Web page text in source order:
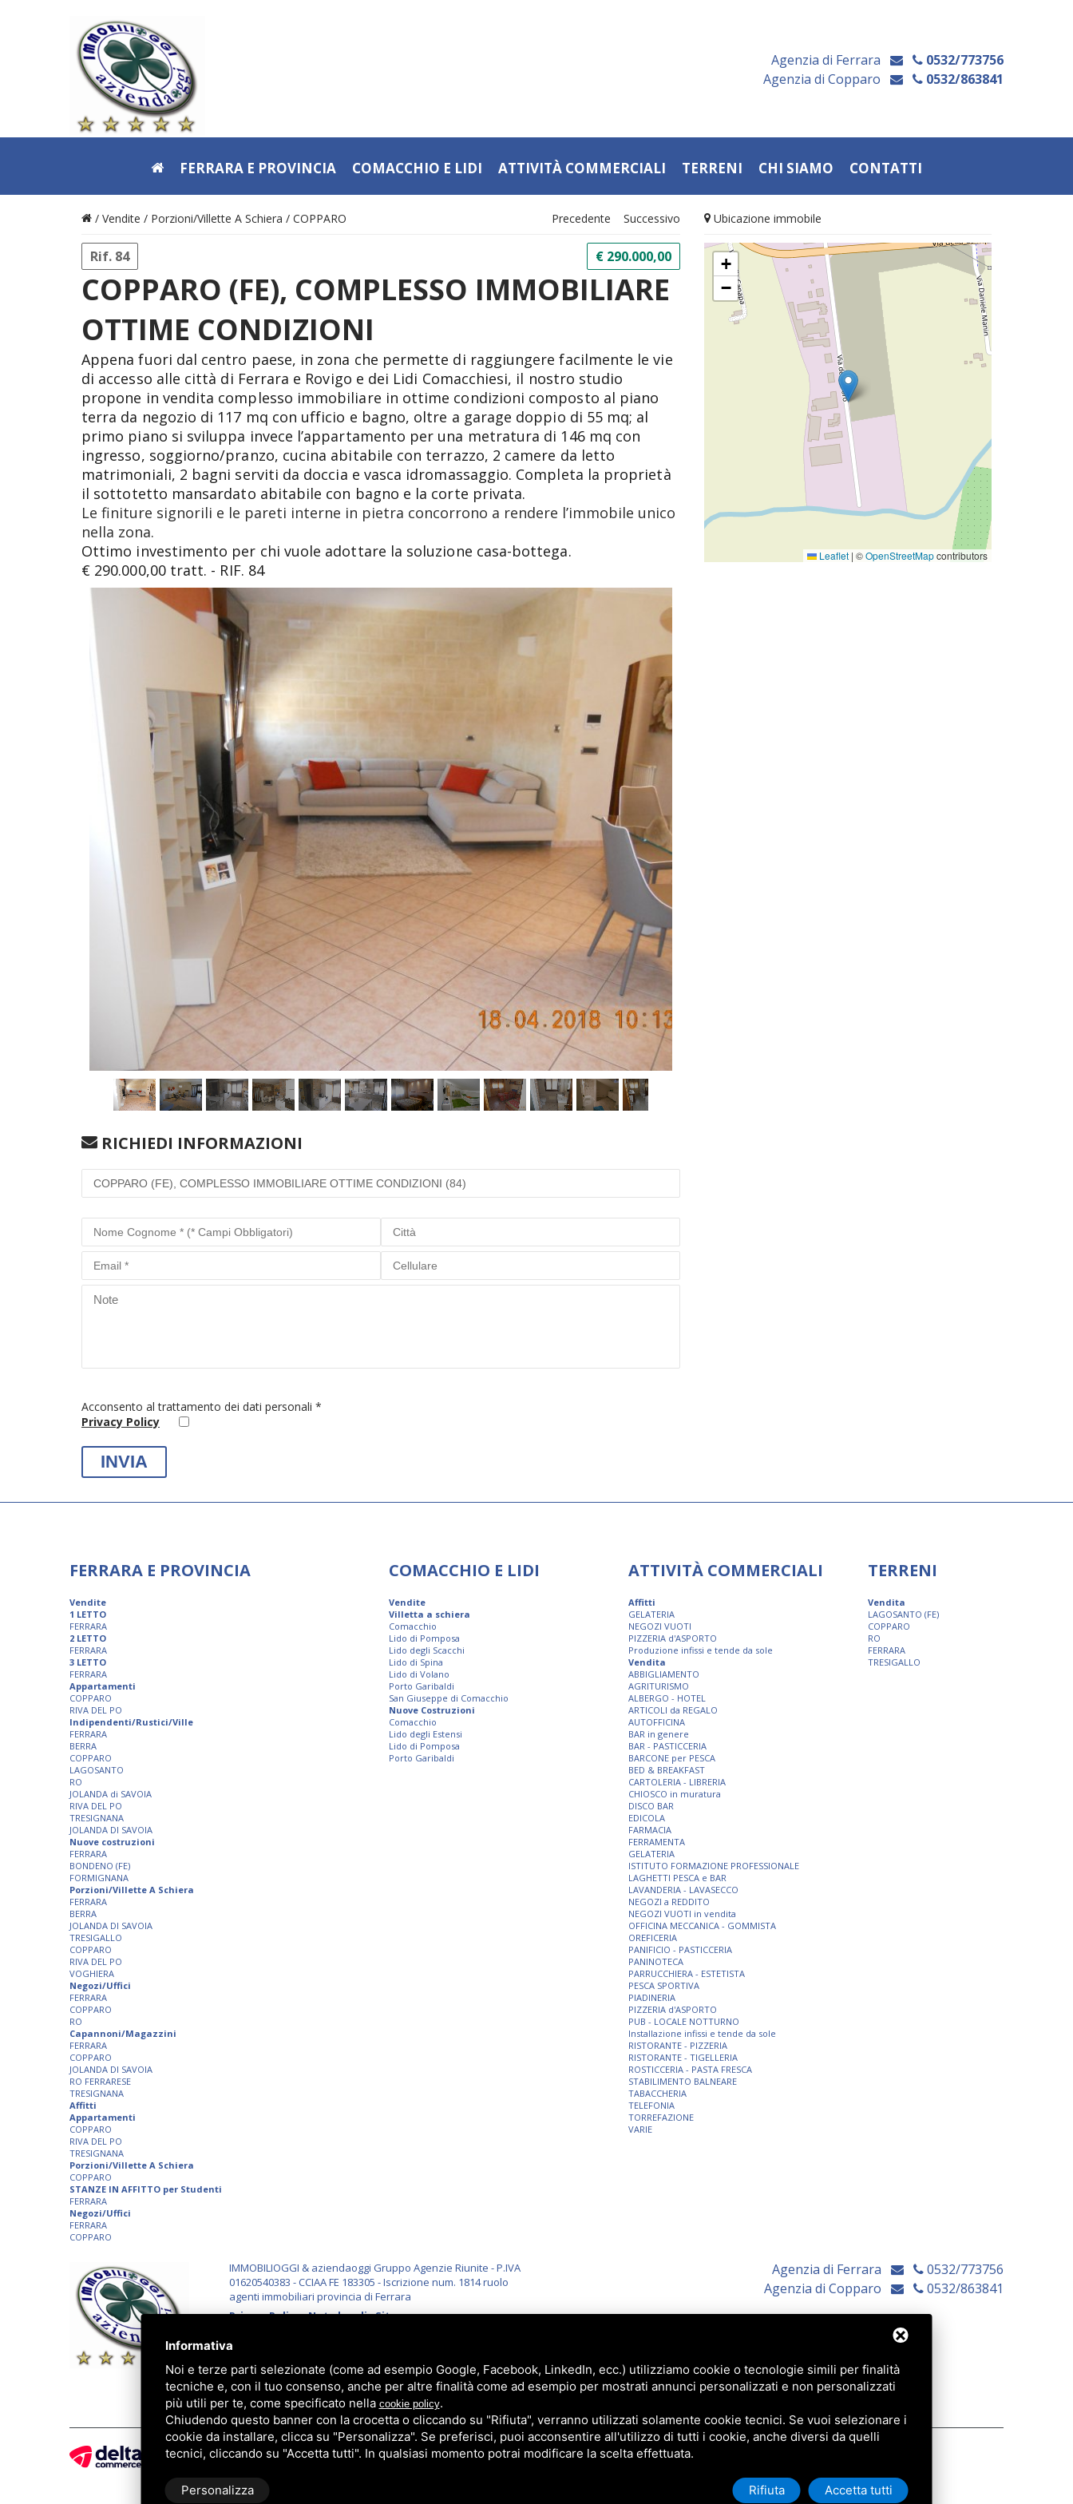
Agenzia di Ferrara
0532/773756
Agenzia di Copparo
0532/863841
FERRARA E PROVINCIA COMACCHIO E LIDI ATTIVITÀ COMMERCIALI TERRENI CHI SIAMO CONTATTI
/ Vendite / Porzioni/Villette A Schiera / COPPARO Precedente Successivo
Rif. 84 € 290.000,00
COPPARO (FE), COMPLESSO IMMOBILIARE
OTTIME CONDIZIONI
Appena fuori dal centro paese, in zona che permette di raggiungere facilmente le vie
di accesso alle città di Ferrara e Rovigo e dei Lidi Comacchiesi, il nostro studio
propone in vendita complesso immobiliare in ottime condizioni composto al piano
terra da negozio di 117 mq con ufficio e bagno, oltre a garage doppio di 55 mq; al
primo piano si sviluppa invece l’appartamento per una metratura di 146 mq con
ingresso, soggiorno/pranzo, cucina abitabile con terrazzo, 2 camere da letto
matrimoniali, 2 bagni serviti da doccia e vasca idromassaggio. Completa la proprietà
il sottotetto mansardato abitabile con bagno e la corte privata.
Le finiture signorili e le pareti interne in pietra concorrono a rendere l’immobile unico
nella zona.
Ottimo investimento per chi vuole adottare la soluzione casa-bottega.
€ 290.000,00 tratt. - RIF. 84
RICHIEDI INFORMAZIONI
Acconsento al trattamento dei dati personali *
Privacy Policy
Ubicazione immobile
+
−
Leaflet | ©OpenStreetMapcontributors
FERRARA E PROVINCIA
Vendite
1 LETTO
FERRARA
2 LETTO
FERRARA
3 LETTO
FERRARA
Appartamenti
COPPARO
RIVA DEL PO
Indipendenti/Rustici/Ville
FERRARA
BERRA
COPPARO
LAGOSANTO
RO
JOLANDA di SAVOIA
RIVA DEL PO
TRESIGNANA
JOLANDA DI SAVOIA
Nuove costruzioni
FERRARA
BONDENO (FE)
FORMIGNANA
Porzioni/Villette A Schiera
FERRARA
BERRA
JOLANDA DI SAVOIA
TRESIGALLO
COPPARO
RIVA DEL PO
VOGHIERA
Negozi/Uffici
FERRARA
COPPARO
RO
Capannoni/Magazzini
FERRARA
COPPARO
JOLANDA DI SAVOIA
RO FERRARESE
TRESIGNANA
Affitti
Appartamenti
COPPARO
RIVA DEL PO
TRESIGNANA
Porzioni/Villette A Schiera
COPPARO
STANZE IN AFFITTO per Studenti
FERRARA
Negozi/Uffici
FERRARA
COPPARO
COMACCHIO E LIDI
Vendite
Villetta a schiera
Comacchio
Lido di Pomposa
Lido degli Scacchi
Lido di Spina
Lido di Volano
Porto Garibaldi
San Giuseppe di Comacchio
Nuove Costruzioni
Comacchio
Lido degli Estensi
Lido di Pomposa
Porto Garibaldi
ATTIVITÀ COMMERCIALI
Affitti
GELATERIA
NEGOZI VUOTI
PIZZERIA d'ASPORTO
Produzione infissi e tende da sole
Vendita
ABBIGLIAMENTO
AGRITURISMO
ALBERGO - HOTEL
ARTICOLI da REGALO
AUTOFFICINA
BAR in genere
BAR - PASTICCERIA
BARCONE per PESCA
BED & BREAKFAST
CARTOLERIA - LIBRERIA
CHIOSCO in muratura
DISCO BAR
EDICOLA
FARMACIA
FERRAMENTA
GELATERIA
ISTITUTO FORMAZIONE PROFESSIONALE
LAGHETTI PESCA e BAR
LAVANDERIA - LAVASECCO
NEGOZI a REDDITO
NEGOZI VUOTI in vendita
OFFICINA MECCANICA - GOMMISTA
OREFICERIA
PANIFICIO - PASTICCERIA
PANINOTECA
PARRUCCHIERA - ESTETISTA
PESCA SPORTIVA
PIADINERIA
PIZZERIA d'ASPORTO
PUB - LOCALE NOTTURNO
Installazione infissi e tende da sole
RISTORANTE - PIZZERIA
RISTORANTE - TIGELLERIA
ROSTICCERIA - PASTA FRESCA
STABILIMENTO BALNEARE
TABACCHERIA
TELEFONIA
TORREFAZIONE
VARIE
TERRENI
Vendita
LAGOSANTO (FE)
COPPARO
RO
FERRARA
TRESIGALLO
IMMOBILIOGGI & aziendaoggi Gruppo Agenzie Riunite - P.IVA
01620540383 - CCIAA FE 183305 - Iscrizione num. 1814 ruolo
agenti immobiliari provincia di Ferrara
Privacy Policy-Note legali-Sitemap
Agenzia di Ferrara
0532/773756
Agenzia di Copparo
0532/863841
Informativa
Noi e terze parti selezionate (come ad esempio Google, Facebook, LinkedIn, ecc.) utilizziamo cookie o tecnologie simili per finalità
tecniche e, con il tuo consenso, anche per altre finalità come ad esempio per mostrati annunci personalizzati e non personalizzati
più utili per te, come specificato nella cookie policy.
Chiudendo questo banner con la crocetta o cliccando su "Rifiuta", verranno utilizzati solamente cookie tecnici. Se vuoi selezionare i
cookie da installare, clicca su "Personalizza". Se preferisci, puoi acconsentire all'utilizzo di tutti i cookie, anche diversi da quelli
tecnici, cliccando su "Accetta tutti". In qualsiasi momento potrai modificare la scelta effettuata.
Personalizza Rifiuta Accetta tutti